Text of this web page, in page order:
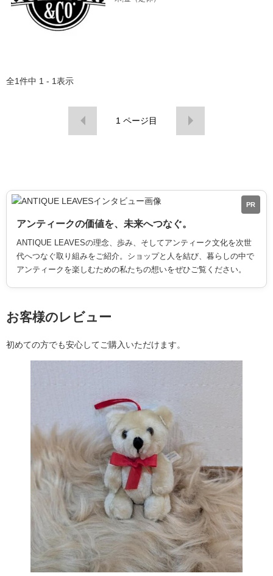
全1件中 1 - 1表示
1 ページ目
PR
アンティークの価値を、未来へつなぐ。
ANTIQUE LEAVESの理念、歩み、そしてアンティーク文化を次世
代へつなぐ取り組みをご紹介。ショップと人を結び、暮らしの中で
アンティークを楽しむための私たちの想いをぜひご覧ください。
お客様のレビュー
初めての方でも安心してご購入いただけます。